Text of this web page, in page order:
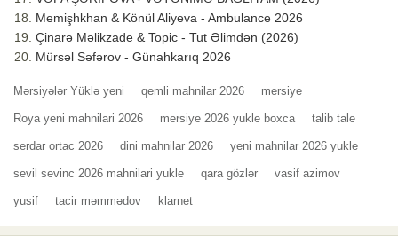
Memişhkhan & Könül Aliyeva - Ambulance 2026
Çinarə Məlikzade & Topic - Tut Əlimdən (2026)
Mürsəl Səfərov - Günahkarıq 2026
Mərsiyələr Yüklə yeni qemli mahnilar 2026 mersiye
Roya yeni mahnilari 2026 mersiye 2026 yukle boxca talib tale
serdar ortac 2026 dini mahnilar 2026 yeni mahnilar 2026 yukle
sevil sevinc 2026 mahnilari yukle qara gözlər vasif azimov
yusif tacir məmmədov klarnet